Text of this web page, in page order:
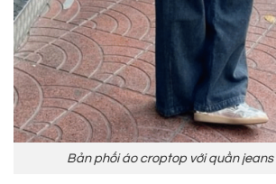
Bản phối áo croptop với quần